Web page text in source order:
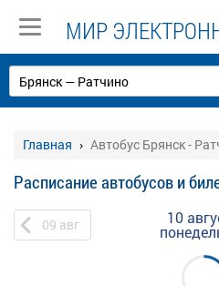
МИР
Главная Автобус Брянск -
Расписание автобусов и
09 авг 10